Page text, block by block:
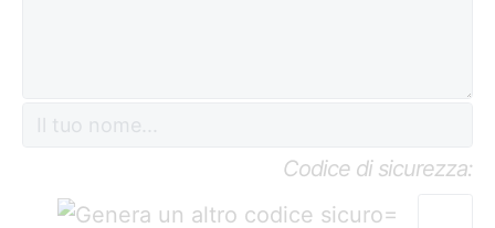
Codice di sicurezza:
=